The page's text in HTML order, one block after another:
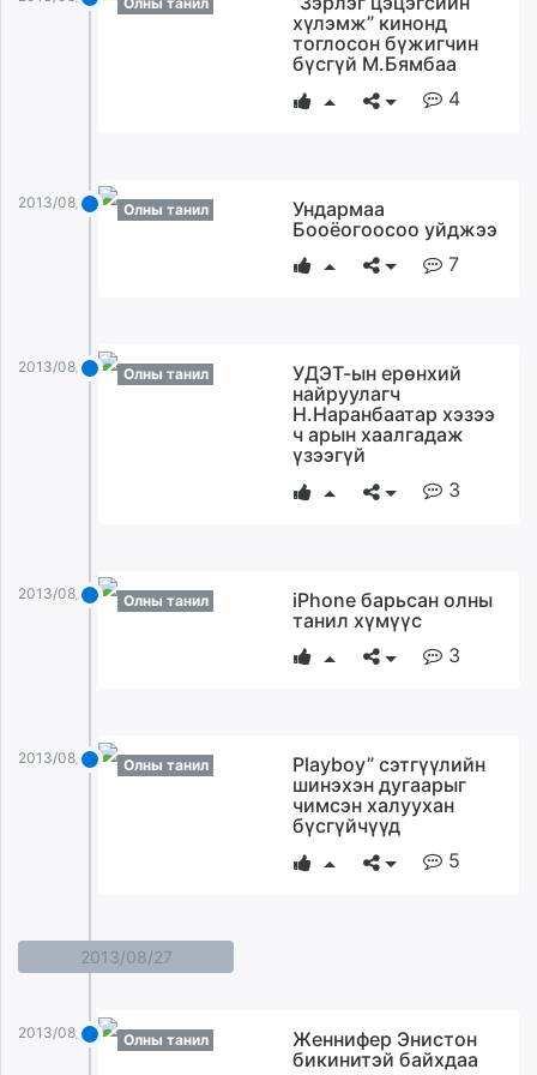
unuudur.mn
shuum.mn
assa.mn
toim.mn
хүлэмж” кинонд
тоглосон бүжигчин
бүсгүй М.Бямбаа
4
2013/08/28 Олны танил
Ундармаа
Бооёогоосоо уйджээ
7
2013/08/28 Олны танил
УДЭТ-ын ерөнхий
найруулагч
Н.Наранбаатар хэзээ
ч арын хаалгадаж
үзээгүй
3
2013/08/28 Олны танил
iPhone барьсан олны
танил хүмүүс
3
2013/08/28 Олны танил
Playboy” сэтгүүлийн
шинэхэн дугаарыг
чимсэн халуухан
бүсгүйчүүд
5
2013/08/27
2013/08/27 Олны танил
Женнифер Энистон
бикинитэй байхдаа